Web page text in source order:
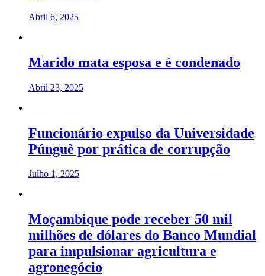
Abril 6, 2025
Marido mata esposa e é condenado
Abril 23, 2025
Funcionário expulso da Universidade
Púnguè por prática de corrupção
Julho 1, 2025
Moçambique pode receber 50 mil
milhões de dólares do Banco Mundial
para impulsionar agricultura e
agronegócio